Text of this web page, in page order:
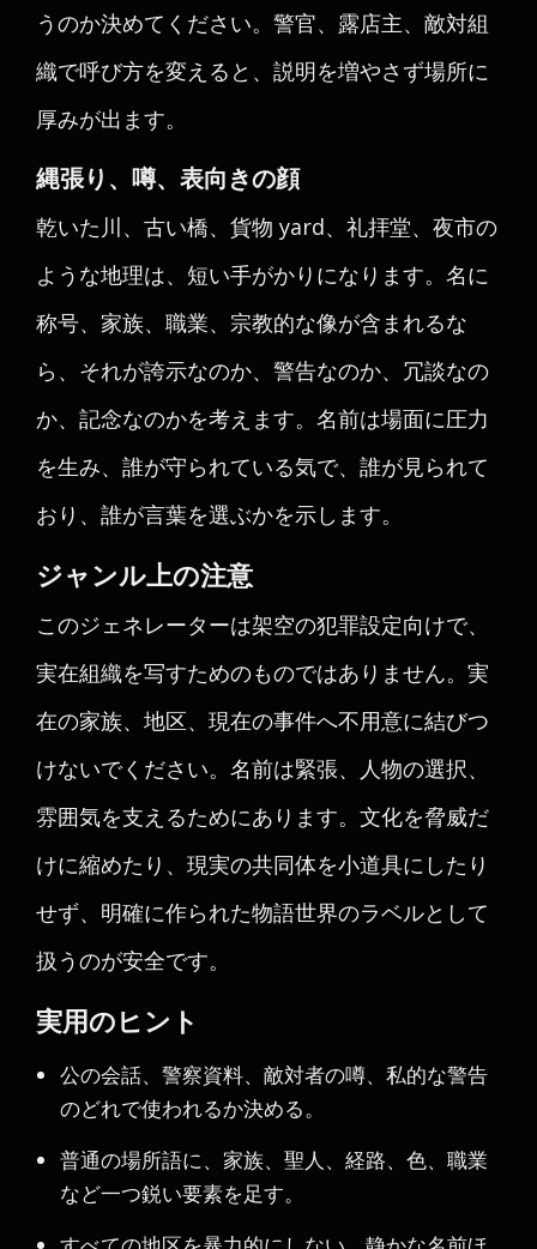
うのか決めてください。警官、露店主、敵対組
織で呼び方を変えると、説明を増やさず場所に
厚みが出ます。
縄張り、噂、表向きの顔
乾いた川、古い橋、貨物 yard、礼拝堂、夜市の
ような地理は、短い手がかりになります。名に
称号、家族、職業、宗教的な像が含まれるな
ら、それが誇示なのか、警告なのか、冗談なの
か、記念なのかを考えます。名前は場面に圧力
を生み、誰が守られている気で、誰が見られて
おり、誰が言葉を選ぶかを示します。
ジャンル上の注意
このジェネレーターは架空の犯罪設定向けで、
実在組織を写すためのものではありません。実
在の家族、地区、現在の事件へ不用意に結びつ
けないでください。名前は緊張、人物の選択、
雰囲気を支えるためにあります。文化を脅威だ
けに縮めたり、現実の共同体を小道具にしたり
せず、明確に作られた物語世界のラベルとして
扱うのが安全です。
実用のヒント
公の会話、警察資料、敵対者の噂、私的な警告
のどれで使われるか決める。
普通の場所語に、家族、聖人、経路、色、職業
など一つ鋭い要素を足す。